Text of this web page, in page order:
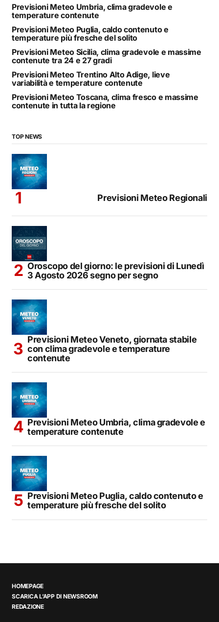
Previsioni Meteo Umbria, clima gradevole e
temperature contenute
Previsioni Meteo Puglia, caldo contenuto e
temperature più fresche del solito
Previsioni Meteo Sicilia, clima gradevole e massime
contenute tra 24 e 27 gradi
Previsioni Meteo Trentino Alto Adige, lieve
variabilità e temperature contenute
Previsioni Meteo Toscana, clima fresco e massime
contenute in tutta la regione
TOP NEWS
Previsioni Meteo Regionali
Oroscopo del giorno: le previsioni di Lunedì
3 Agosto 2026 segno per segno
Previsioni Meteo Veneto, giornata stabile
con clima gradevole e temperature
contenute
Previsioni Meteo Umbria, clima gradevole e
temperature contenute
Previsioni Meteo Puglia, caldo contenuto e
temperature più fresche del solito
HOMEPAGE
SCARICA L’APP DI NEWSROOM
REDAZIONE